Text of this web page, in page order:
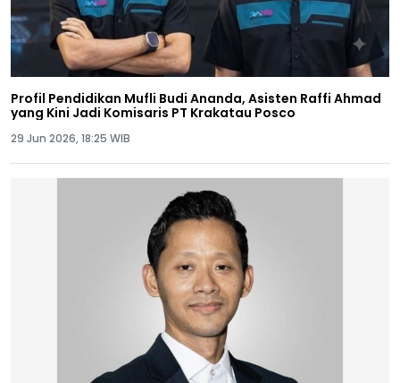
Profil Pendidikan Mufli Budi Ananda, Asisten Raffi Ahmad
yang Kini Jadi Komisaris PT Krakatau Posco
29 Jun 2026, 18:25 WIB